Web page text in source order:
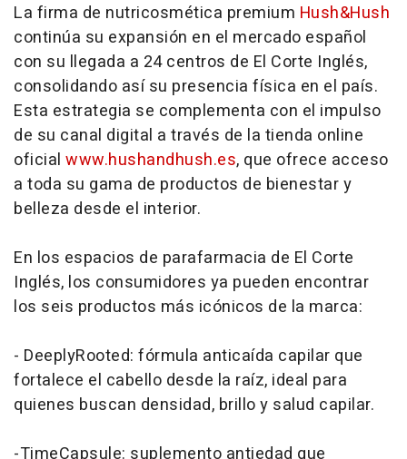
La firma de nutricosmética premium Hush&Hush
continúa su expansión en el mercado español
con su llegada a 24 centros de El Corte Inglés,
consolidando así su presencia física en el país.
Esta estrategia se complementa con el impulso
de su canal digital a través de la tienda online
oficial www.hushandhush.es, que ofrece acceso
a toda su gama de productos de bienestar y
belleza desde el interior.
En los espacios de parafarmacia de El Corte
Inglés, los consumidores ya pueden encontrar
los seis productos más icónicos de la marca:
- DeeplyRooted: fórmula anticaída capilar que
fortalece el cabello desde la raíz, ideal para
quienes buscan densidad, brillo y salud capilar.